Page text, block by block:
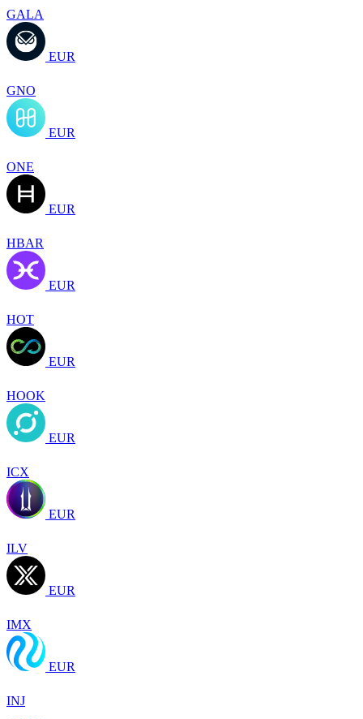
GALA
EUR
GNO
EUR
ONE
EUR
HBAR
EUR
HOT
EUR
HOOK
EUR
ICX
EUR
ILV
EUR
IMX
EUR
INJ